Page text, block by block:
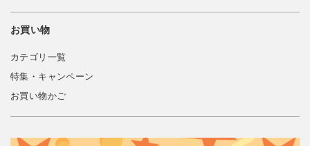
お買い物
カテゴリ一覧
特集・キャンペーン
お買い物かご